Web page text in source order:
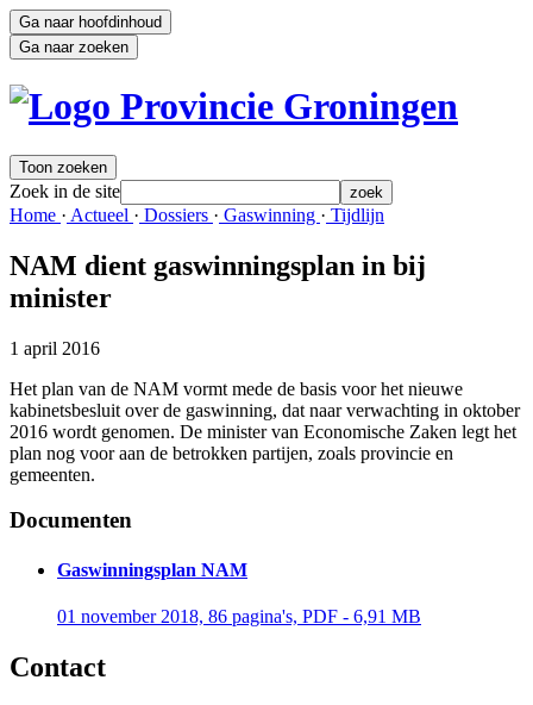
Ga naar hoofdinhoud
Ga naar zoeken
Toon zoeken
Zoek in de site zoek
Home · Actueel · Dossiers · Gaswinning · Tijdlijn
NAM dient gaswinningsplan in bij
minister
1 april 2016
Het plan van de NAM vormt mede de basis voor het nieuwe
kabinetsbesluit over de gaswinning, dat naar verwachting in oktober
2016 wordt genomen. De minister van Economische Zaken legt het
plan nog voor aan de betrokken partijen, zoals provincie en
gemeenten.
Documenten
Gaswinningsplan NAM
01 november 2018, 86 pagina's, PDF - 6,91 MB
Contact